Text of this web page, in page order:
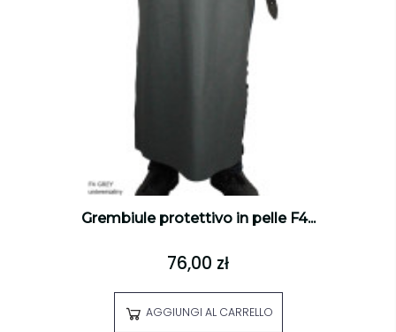
Grembiule protettivo in pelle F4...
76,00 zł
AGGIUNGI AL CARRELLO